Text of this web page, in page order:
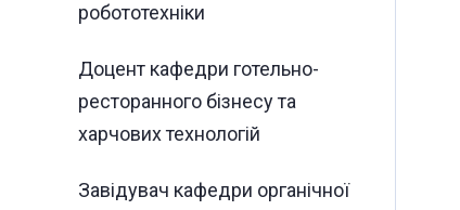
робототехніки
Доцент кафедри готельно-
ресторанного бізнесу та
харчових технологій
Завідувач кафедри органічної